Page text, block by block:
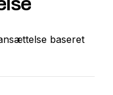
baseret